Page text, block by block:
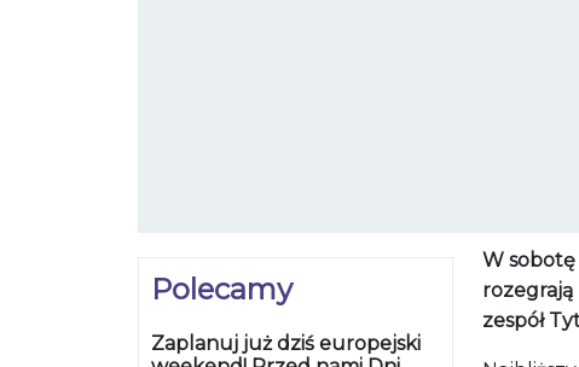
Polecamy
Zaplanuj już dziś europejski
W
rozegrają
zespół